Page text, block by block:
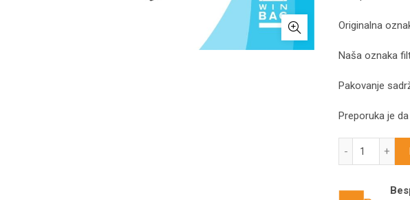
Originalna
Naša oznaka
Pakovanje
Preporuka je